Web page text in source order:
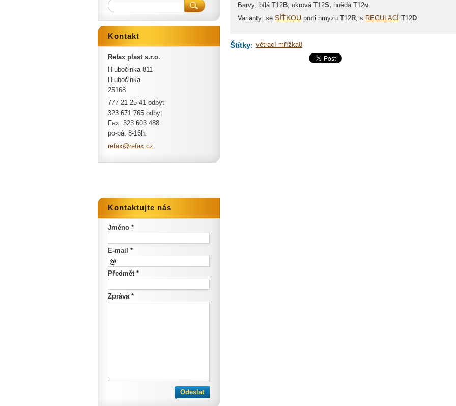
Barvy: bílá T12B , okrová T12S, hnědá T12M
Varianty: se SÍŤKOU proti hmyzu T12R , s REGULACÍ T12D
Štítky: větrací mřížka8
Kontakt
Refax plast s.r.o.
Hlubočinka 811
Hlubočinka
25168
777 21 25 41 odbyt
323 671 765 odbyt
Fax: 323 603 488
po-pá. 8-16h.
refax@refax.cz
Kontaktujte nás
Jméno *
E-mail *
Předmět *
Zpráva *